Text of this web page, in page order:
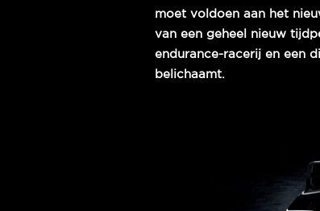
moet voldoen aan het
van een geheel nieuw
endurance-racerij en een
belichaamt.